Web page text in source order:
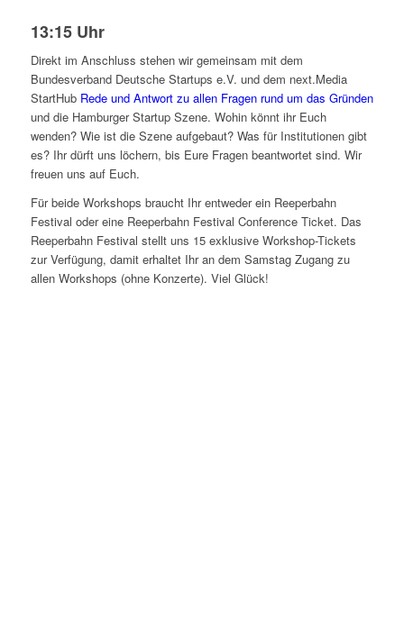
13:15 Uhr
Direkt im Anschluss stehen wir gemeinsam mit dem
Bundesverband Deutsche Startups e.V. und dem next.Media
StartHub Rede und Antwort zu allen Fragen rund um das Gründen
und die Hamburger Startup Szene. Wohin könnt ihr Euch
wenden? Wie ist die Szene aufgebaut? Was für Institutionen gibt
es? Ihr dürft uns löchern, bis Eure Fragen beantwortet sind. Wir
freuen uns auf Euch.
Für beide Workshops braucht Ihr entweder ein Reeperbahn
Festival oder eine Reeperbahn Festival Conference Ticket. Das
Reeperbahn Festival stellt uns 15 exklusive Workshop-Tickets
zur Verfügung, damit erhaltet Ihr an dem Samstag Zugang zu
allen Workshops (ohne Konzerte). Viel Glück!